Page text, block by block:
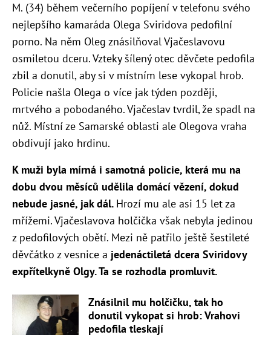
M. (34) během večerního popíjení v telefonu svého
nejlepšího kamaráda Olega Sviridova pedofilní
porno. Na něm Oleg znásilňoval Vjačeslavovu
osmiletou dceru. Vzteky šílený otec děvčete pedofila
zbil a donutil, aby si v místním lese vykopal hrob.
Policie našla Olega o více jak týden později,
mrtvého a pobodaného. Vjačeslav tvrdil, že spadl na
nůž. Místní ze Samarské oblasti ale Olegova vraha
obdivují jako hrdinu.
K muži byla mírná i samotná policie, která mu na
dobu dvou měsíců udělila domácí vězení, dokud
nebude jasné, jak dál. Hrozí mu ale asi 15 let za
mřížemi. Vjačeslavova holčička však nebyla jedinou
z pedofilových obětí. Mezi ně patřilo ještě šestileté
děvčátko z vesnice a jedenáctiletá dcera Sviridovy
expřítelkyně Olgy. Ta se rozhodla promluvit.
Znásilnil mu holčičku, tak ho
donutil vykopat si hrob: Vrahovi
pedofila tleskají